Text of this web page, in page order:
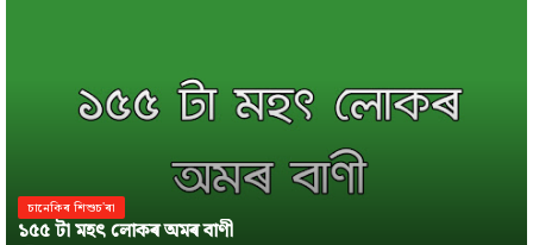
চানেকিৰ শিশুচ'ৰা
১৫৫ টা মহৎ লোকৰ অমৰ বাণী